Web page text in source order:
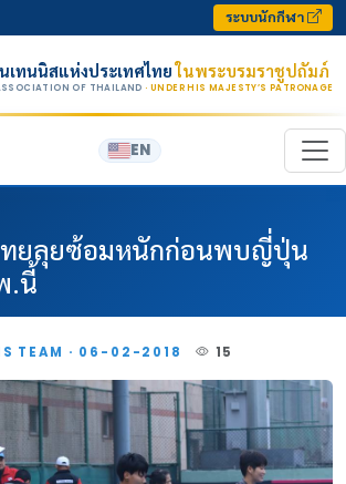
ระบบนักกีฬา
เทนนิสแห่งประเทศไทยในพระบรมราชูปถัมภ์
OF THAILAND · UNDER HIS MAJESTY’S PATRONAGE
EN
ทยลุยซ้อมหนักก่อนพบญี่ปุ่น
.นี้
TEAM · 06-02-2018 15